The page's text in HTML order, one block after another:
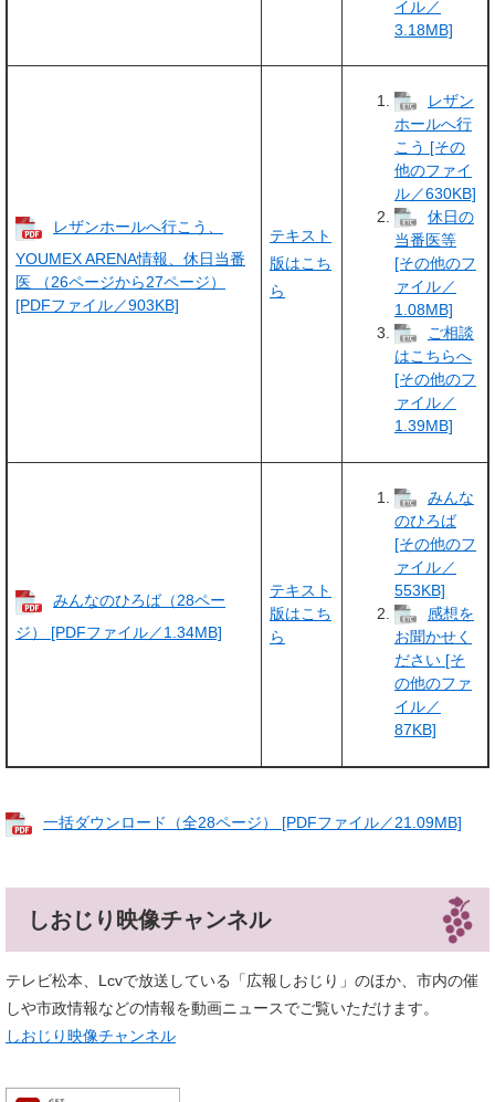
イル／
3.18MB]
レザンホールへ行こう、
YOUMEX ARENA情報、休日当番
医 （26ページから27ページ）
[PDFファイル／903KB]
テキスト
版はこち
ら
レザン
ホールへ行
こう [その
他のファイ
ル／630KB]
休日の
当番医等
[その他のフ
ァイル／
1.08MB]
ご相談
はこちらへ
[その他のフ
ァイル／
1.39MB]
みんなのひろば（28ペー
ジ） [PDFファイル／1.34MB]
テキスト
版はこち
ら
みんな
のひろば
[その他のフ
ァイル／
553KB]
感想を
お聞かせく
ださい [そ
の他のファ
イル／
87KB]
一括ダウンロード（全28ページ） [PDFファイル／21.09MB]
しおじり映像チャンネル
テレビ松本、Lcvで放送している「広報しおじり」のほか、市内の催
しや市政情報などの情報を動画ニュースでご覧いただけます。
しおじり映像チャンネル